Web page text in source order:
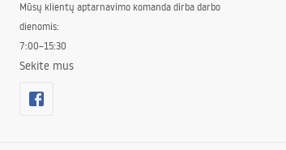
Mūsų klientų aptarnavimo komanda dirba darbo
dienomis:
7:00–15:30
Sekite mus